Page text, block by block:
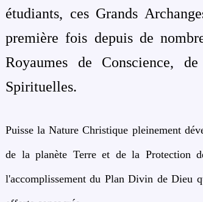
étudiants, ces Grands
première fois depuis de
Royaumes de Conscience,
Spirituelles.
Puisse la Nature Christique pleinement
de la planète Terre et de la Protection
l'accomplissement du Plan Divin de Dieu